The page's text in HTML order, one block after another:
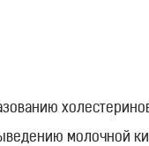
молочной